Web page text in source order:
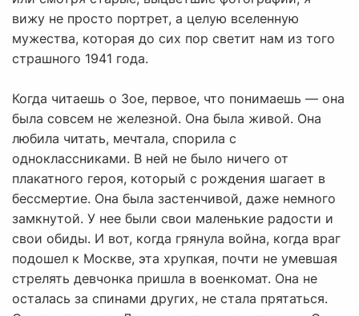
вижу не просто портрет, а целую вселенную
мужества, которая до сих пор светит нам из того
страшного 1941 года.
Когда читаешь о Зое, первое, что понимаешь — она
была совсем не железной. Она была живой. Она
любила читать, мечтала, спорила с
одноклассниками. В ней не было ничего от
плакатного героя, который с рождения шагает в
бессмертие. Она была застенчивой, даже немного
замкнутой. У нее были свои маленькие радости и
свои обиды. И вот, когда грянула война, когда враг
подошел к Москве, эта хрупкая, почти не умевшая
стрелять девчонка пришла в военкомат. Она не
осталась за спинами других, не стала прятаться.